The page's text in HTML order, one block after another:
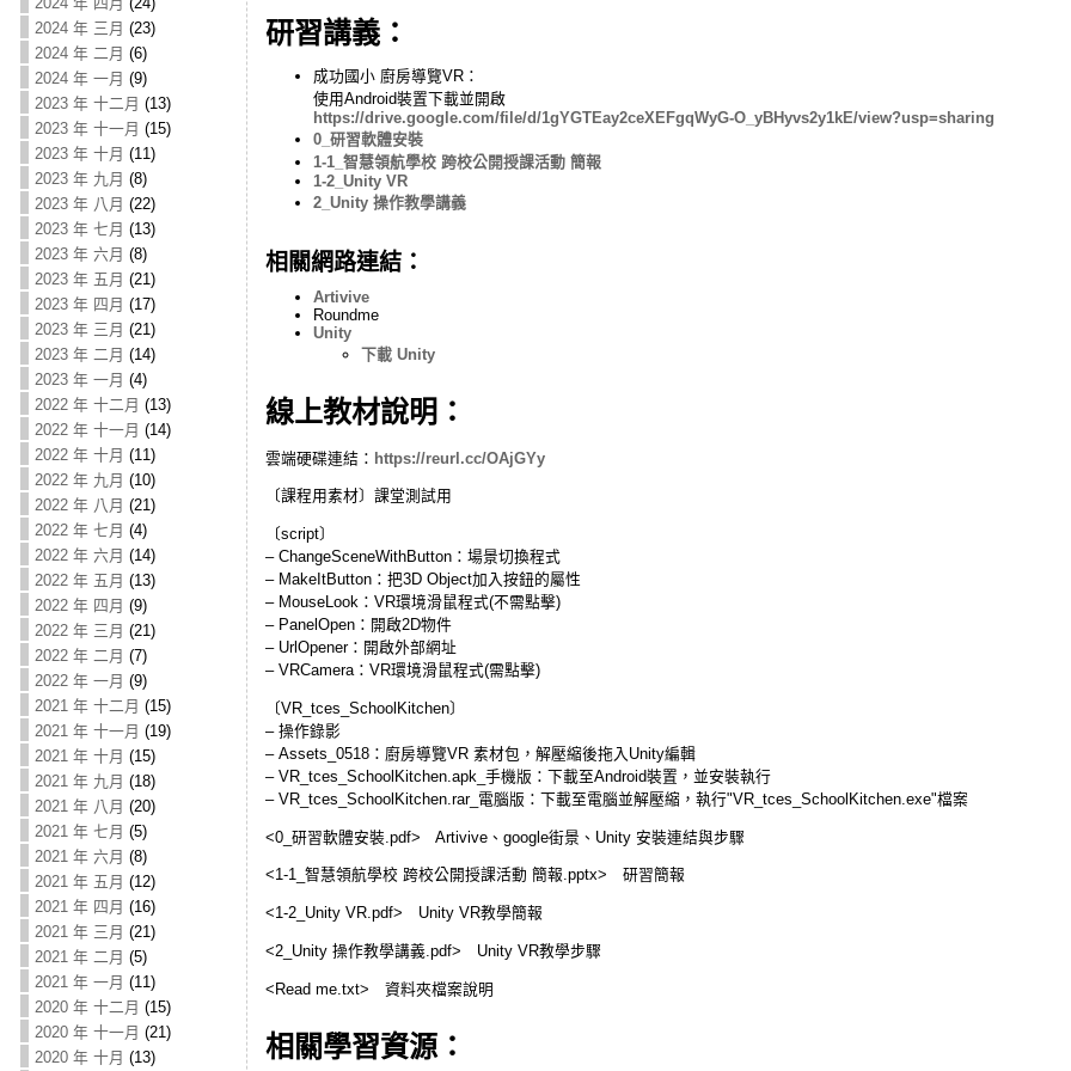
2024 年 三月 (23)
2024 年 二月 (6)
2024 年 一月 (9)
2023 年 十二月 (13)
2023 年 十一月 (15)
2023 年 十月 (11)
2023 年 九月 (8)
2023 年 八月 (22)
2023 年 七月 (13)
2023 年 六月 (8)
2023 年 五月 (21)
2023 年 四月 (17)
2023 年 三月 (21)
2023 年 二月 (14)
2023 年 一月 (4)
2022 年 十二月 (13)
2022 年 十一月 (14)
2022 年 十月 (11)
2022 年 九月 (10)
2022 年 八月 (21)
2022 年 七月 (4)
2022 年 六月 (14)
2022 年 五月 (13)
2022 年 四月 (9)
2022 年 三月 (21)
2022 年 二月 (7)
2022 年 一月 (9)
2021 年 十二月 (15)
2021 年 十一月 (19)
2021 年 十月 (15)
2021 年 九月 (18)
2021 年 八月 (20)
2021 年 七月 (5)
2021 年 六月 (8)
2021 年 五月 (12)
2021 年 四月 (16)
2021 年 三月 (21)
2021 年 二月 (5)
2021 年 一月 (11)
2020 年 十二月 (15)
2020 年 十一月 (21)
2020 年 十月 (13)
研習講義：
成功國小 廚房導覽VR：
使用Android裝置下載並開啟
https://drive.google.com/file/d/1gYGTEay2ceXEFgqWyG-O_yBHyvs2y1kE/view?usp=sharing
0_研習軟體安裝
1-1_智慧領航學校 跨校公開授課活動 簡報
1-2_Unity VR
2_Unity 操作教學講義
相關網路連結：
Artivive
Roundme
Unity
下載 Unity
線上教材說明：
雲端硬碟連結： https://reurl.cc/OAjGYy
〔課程用素材〕課堂測試用
〔script〕
– ChangeSceneWithButton：場景切換程式
– MakeItButton：把3D Object加入按鈕的屬性
– MouseLook：VR環境滑鼠程式(不需點擊)
– PanelOpen：開啟2D物件
– UrlOpener：開啟外部網址
– VRCamera：VR環境滑鼠程式(需點擊)
〔VR_tces_SchoolKitchen〕
– 操作錄影
– Assets_0518：廚房導覽VR 素材包，解壓縮後拖入Unity編輯
– VR_tces_SchoolKitchen.apk_手機版：下載至Android裝置，並安裝執行
– VR_tces_SchoolKitchen.rar_電腦版：下載至電腦並解壓縮，執行"VR_tces_SchoolKitchen.exe"檔案
<0_研習軟體安裝.pdf> Artivive、google街景、Unity 安裝連結與步驟
<1-1_智慧領航學校 跨校公開授課活動 簡報.pptx> 研習簡報
<1-2_Unity VR.pdf> Unity VR教學簡報
<2_Unity 操作教學講義.pdf> Unity VR教學步驟
<Read me.txt> 資料夾檔案說明
相關學習資源：